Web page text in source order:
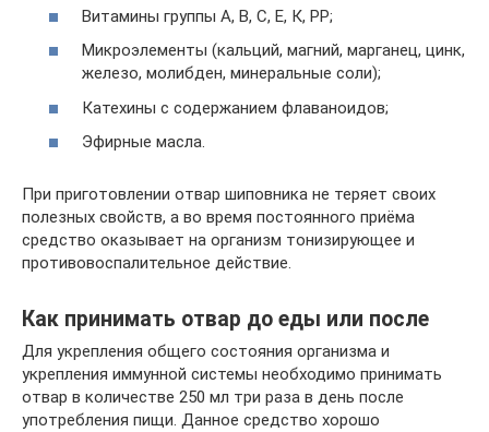
Витамины группы А, В, С, Е, К, РР;
Микроэлементы (кальций, магний, марганец, цинк,
железо, молибден, минеральные соли);
Катехины с содержанием флаваноидов;
Эфирные масла.
При приготовлении отвар шиповника не теряет своих
полезных свойств, а во время постоянного приёма
средство оказывает на организм тонизирующее и
противовоспалительное действие.
Как принимать отвар до еды или после
Для укрепления общего состояния организма и
укрепления иммунной системы необходимо принимать
отвар в количестве 250 мл три раза в день после
употребления пищи. Данное средство хорошо